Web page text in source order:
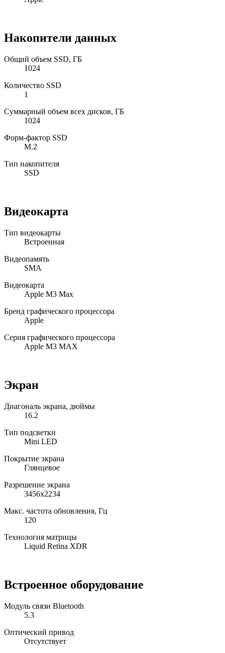
Накопители данных
Общий объем SSD, ГБ
1024
Количество SSD
1
Суммарный объем всех дисков, ГБ
1024
Форм-фактор SSD
M.2
Тип накопителя
SSD
Видеокарта
Тип видеокарты
Встроенная
Видеопамять
SMA
Видеокарта
Apple M3 Max
Бренд графического процессора
Apple
Серия графического процессора
Apple M3 MAX
Экран
Диагональ экрана, дюймы
16.2
Тип подсветки
Mini LED
Покрытие экрана
Глянцевое
Разрешение экрана
3456x2234
Макс. частота обновления, Гц
120
Технология матрицы
Liquid Retina XDR
Встроенное оборудование
Модуль связи Bluetooth
5.3
Оптический привод
Отсутствует